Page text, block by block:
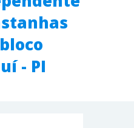
- PI